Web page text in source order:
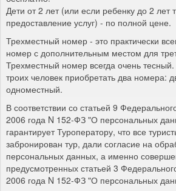
Дети от 2 лет (или если ребенку до 2 лет
предоставление услуг) - по полной цене.
Трехместный номер - это практически
номер с дополнительным местом для
Трехместный номер всегда очень
троих человек приобретать два номера:
одноместный.
В соответствии со статьей 9
2006 года N 152-ФЗ "О персональных
гарантирует Туроператору, что все
забронирован тур, дали согласие на
персональных данных, а именно
предусмотренных статьей 3
2006 года N 152-ФЗ "О персональных